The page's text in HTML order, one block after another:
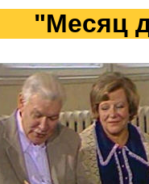
"Месяц